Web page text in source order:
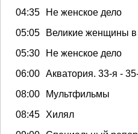
04:35
Не женское дело
05:05
Великие женщины в
05:30
Не женское дело
06:00 Акватория. 33-я -
08:00
Мультфильмы
08:45
Хилял